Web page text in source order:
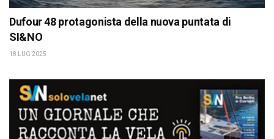
Dufour 48 protagonista della nuova puntata di
SI&NO
18 LUG 2025